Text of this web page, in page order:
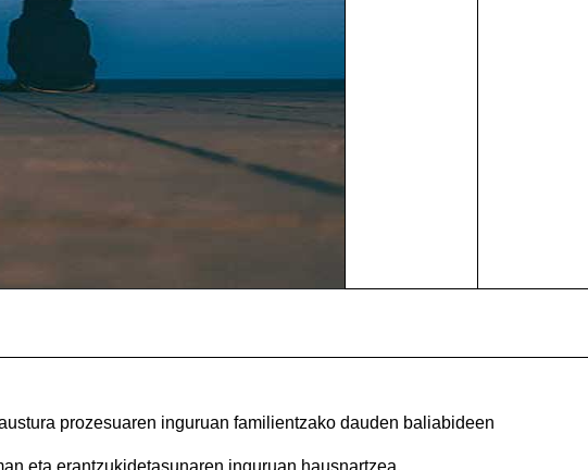
prozesuaren inguruan familientzako dauden baliabideen